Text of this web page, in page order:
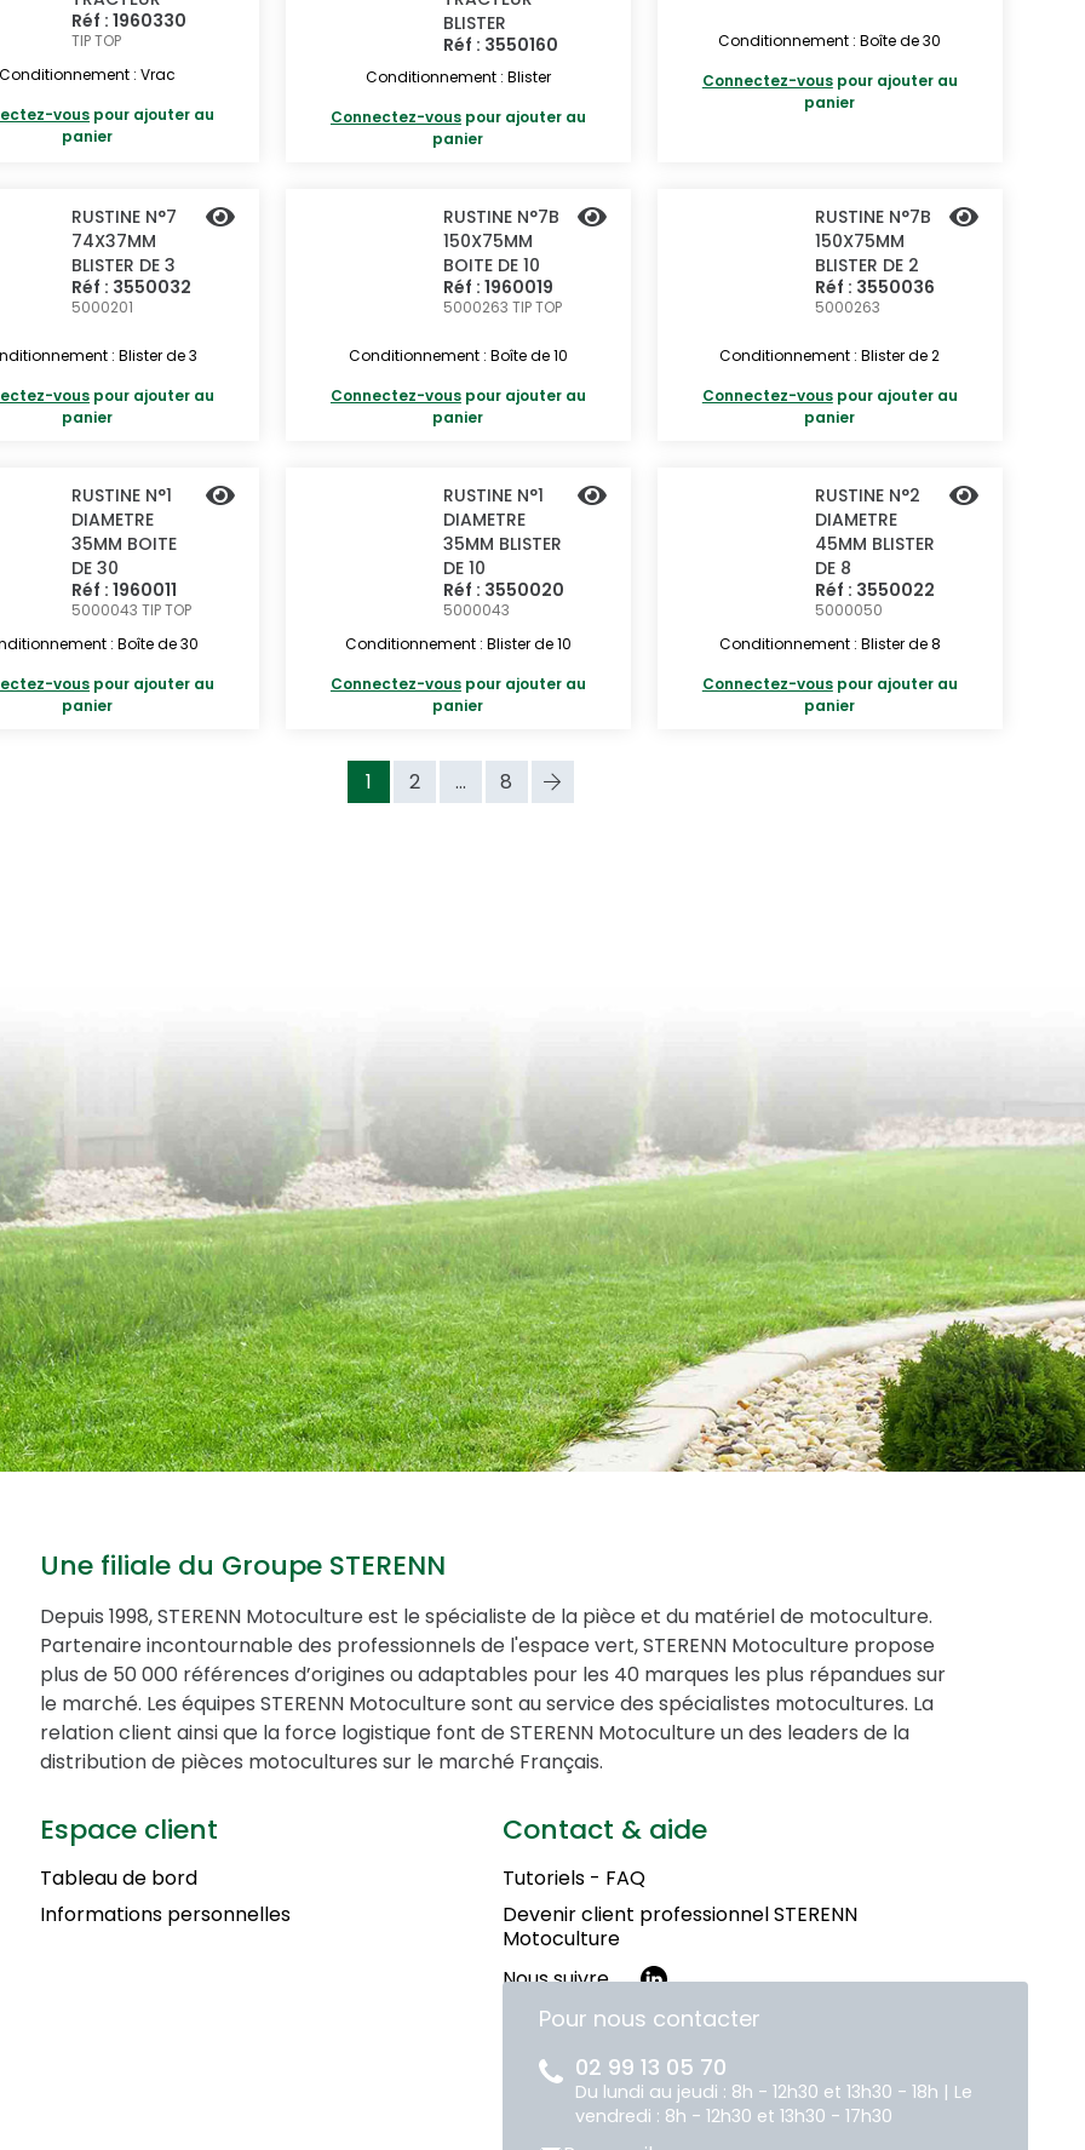
Réf : 1960330
TIP TOP
Conditionnement : Vrac
vous pour ajouter au
panier
BLISTER
Réf : 3550160
Conditionnement : Blister
Connectez-vouspour ajouter au
panier
Conditionnement : Boîte de 30
Connectez-vouspour ajouter au
panier
RUSTINE N°7
74X37MM
BLISTER DE 3
Réf : 3550032
5000201
: Blister de 3
vous pour ajouter au
panier
RUSTINE N°7B
150X75MM
BOITE DE 10
Réf : 1960019
5000263 TIP TOP
Conditionnement : Boîte de 10
Connectez-vouspour ajouter au
panier
RUSTINE N°7B
150X75MM
BLISTER DE 2
Réf : 3550036
5000263
Conditionnement : Blister de 2
Connectez-vouspour ajouter au
panier
RUSTINE N°1
DIAMETRE
35MM BOITE
DE 30
Réf : 1960011
5000043TIP TOP
: Boîte de 30
vous pour ajouter au
panier
RUSTINE N°1
DIAMETRE
35MM BLISTER
DE 10
Réf : 3550020
5000043
Conditionnement : Blister de 10
Connectez-vouspour ajouter au
panier
RUSTINE N°2
DIAMETRE
45MM BLISTER
DE 8
Réf : 3550022
5000050
Conditionnement : Blister de 8
Connectez-vouspour ajouter au
panier
1 2 ... 8
Une filiale du Groupe STERENN
Depuis 1998, STERENN Motoculture est le spécialiste de la pièce et du matériel de motoculture.
Partenaire incontournable des professionnels de l'espace vert, STERENN Motoculture propose
plus de 50 000 références d’origines ou adaptables pour les 40 marques les plus répandues sur
le marché. Les équipes STERENN Motoculture sont au service des spécialistes motocultures. La
relation client ainsi que la force logistique font de STERENN Motoculture un des leaders de la
distribution de pièces motocultures sur le marché Français.
Espace client
Tableau de bord
Informations personnelles
Contact & aide
Tutoriels - FAQ
Devenir client professionnel STERENN
Motoculture
Nous suivre
Pour nous contacter
02 99 13 05 70
Du lundi au jeudi : 8h - 12h30 et 13h30 - 18h | Le
vendredi : 8h - 12h30 et 13h30 - 17h30